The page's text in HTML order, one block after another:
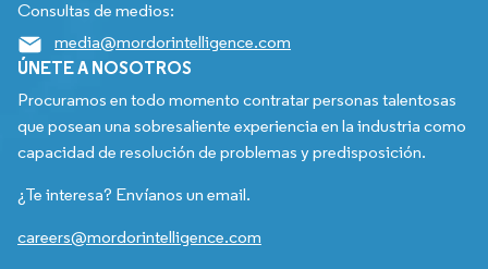
Consultas de medios:
media@mordorintelligence.com
ÚNETE A NOSOTROS
Procuramos en todo momento contratar personas talentosas
que posean una sobresaliente experiencia en la industria como
capacidad de resolución de problemas y predisposición.
¿Te interesa? Envíanos un email.
careers@mordorintelligence.com